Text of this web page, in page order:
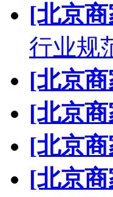
[北京
行业规
[北京
[北京
[北京
[北京